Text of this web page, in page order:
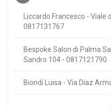
Liccardo Francesco - Viale
0817131767
Bespoke Salon di Palma
Sandro 104 - 0817121790
Biondi Luisa - Via Diaz